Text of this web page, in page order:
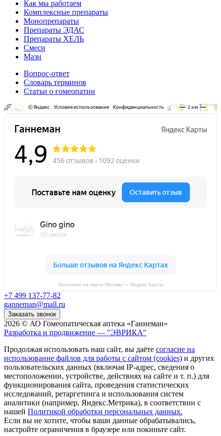
Как мы работаем
Комплексные препараты
Монопрепараты
Препараты ЭДАС
Препараты ХЕЛЬ
Смеси
Мази
Вопрос-ответ
Словарь терминов
Статьи о гомеопатии
Ганнеман на карте Москвы — Яндекс Карты
+7 499 137-77-82
ganneman@mail.ru
Заказать звонок
2026 © АО Гомеопатическая аптека «Ганнеман»
Разработка и продвижение — "ЭВРИКА"
Продолжая использовать наш сайт, вы даёте согласие на
использование файлов для работы с сайтом (cookies) и других
пользовательских данных (включая IP-адрес, сведения о
местоположении, устройстве, действиях на сайте и т. п.) для
функционирования сайта, проведения статистических
исследований, ретаргетинга и использования систем
аналитики (например, Яндекс.Метрика), в соответствии с
нашей Политикой обработки персональных данных.
Если вы не хотите, чтобы ваши данные обрабатывались,
настройте ограничения в браузере или покиньте сайт.